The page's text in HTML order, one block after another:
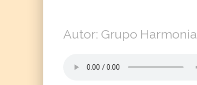
Autor: Grupo Harmonia